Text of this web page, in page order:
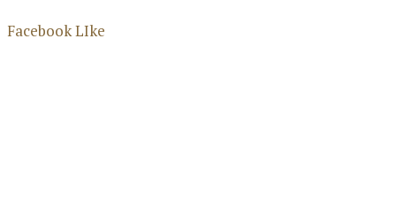
Facebook LIke